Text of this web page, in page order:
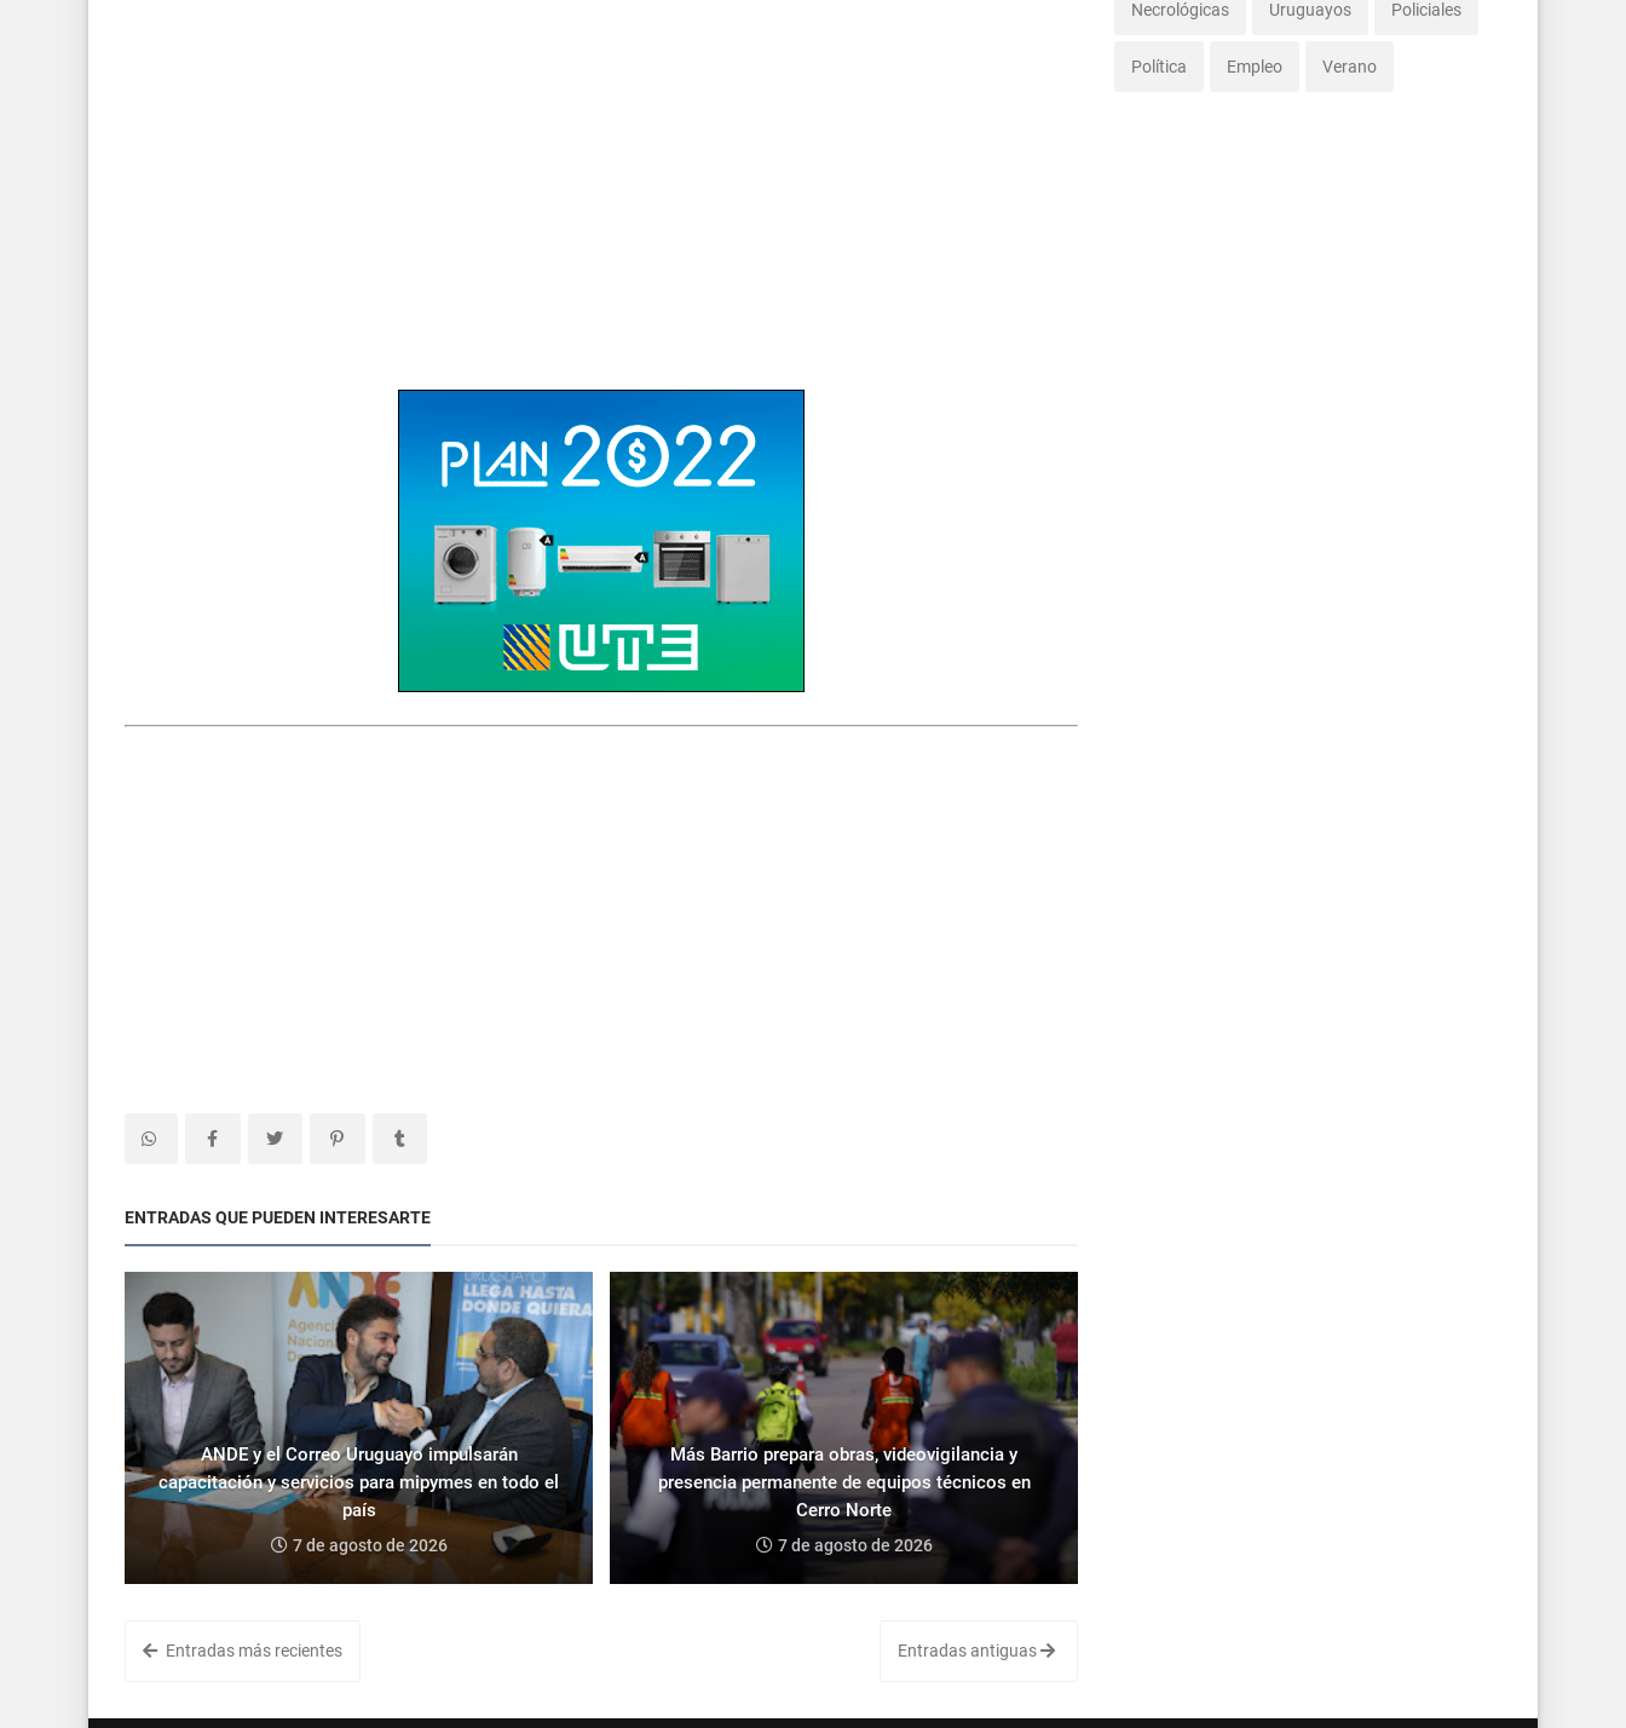
ENTRADAS QUE PUEDEN INTERESARTE
ANDE y el Correo Uruguayo impulsarán
capacitación y servicios para mipymes en todo el
país
7 de agosto de 2026
Más Barrio prepara obras, videovigilancia y
presencia permanente de equipos técnicos en
Cerro Norte
7 de agosto de 2026
Entradas más recientes Entradas antiguas
Necrológicas Uruguayos Policiales
Política Empleo Verano